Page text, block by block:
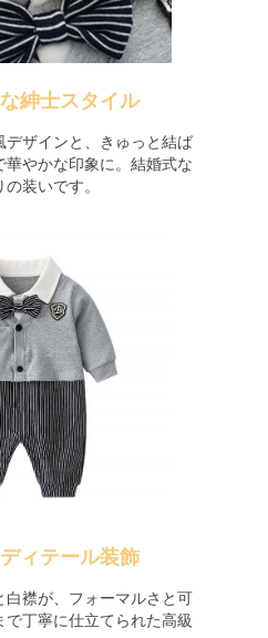
紳士スタイル
デザインと、きゅっと結ば
やかな印象に。結婚式な
装いです。
ィテール装飾
白襟が、フォーマルさと可
丁寧に仕立てられた高級